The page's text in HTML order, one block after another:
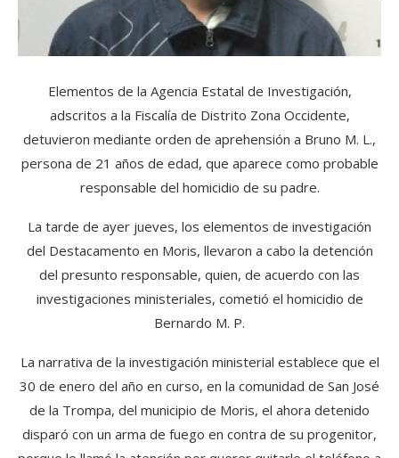
Elementos de la Agencia Estatal de Investigación,
adscritos a la Fiscalía de Distrito Zona Occidente,
detuvieron mediante orden de aprehensión a Bruno M. L.,
persona de 21 años de edad, que aparece como probable
responsable del homicidio de su padre.
La tarde de ayer jueves, los elementos de investigación
del Destacamento en Moris, llevaron a cabo la detención
del presunto responsable, quien, de acuerdo con las
investigaciones ministeriales, cometió el homicidio de
Bernardo M. P.
La narrativa de la investigación ministerial establece que el
30 de enero del año en curso, en la comunidad de San José
de la Trompa, del municipio de Moris, el ahora detenido
disparó con un arma de fuego en contra de su progenitor,